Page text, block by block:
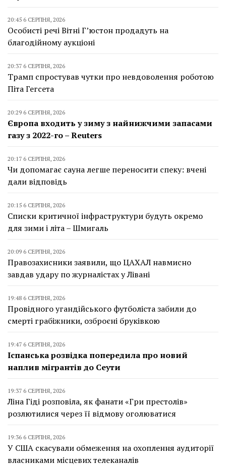
20:45 6 СЕРПНЯ, 2026
Особисті речі Вітні Г’юстон продадуть на
благодійному аукціоні
20:37 6 СЕРПНЯ, 2026
Трамп спростував чутки про невдоволення роботою
Піта Гегсета
20:29 6 СЕРПНЯ, 2026
Європа входить у зиму з найнижчими запасами
газу з 2022-го – Reuters
20:17 6 СЕРПНЯ, 2026
Чи допомагає сауна легше переносити спеку: вчені
дали відповідь
20:15 6 СЕРПНЯ, 2026
Списки критичної інфраструктури будуть окремо
для зими і літа – Шмигаль
20:09 6 СЕРПНЯ, 2026
Правозахисники заявили, що ЦАХАЛ навмисно
завдав удару по журналістах у Лівані
19:48 6 СЕРПНЯ, 2026
Провідного угандійського футболіста забили до
смерті грабіжники, озброєні бруківкою
19:47 6 СЕРПНЯ, 2026
Іспанська розвідка попередила про новий
наплив мігрантів до Сеути
19:37 6 СЕРПНЯ, 2026
Ліна Гіді розповіла, як фанати «Гри престолів»
розлютилися через її відмову оголюватися
19:36 6 СЕРПНЯ, 2026
У США скасували обмеження на охоплення аудиторії
власниками місцевих телеканалів